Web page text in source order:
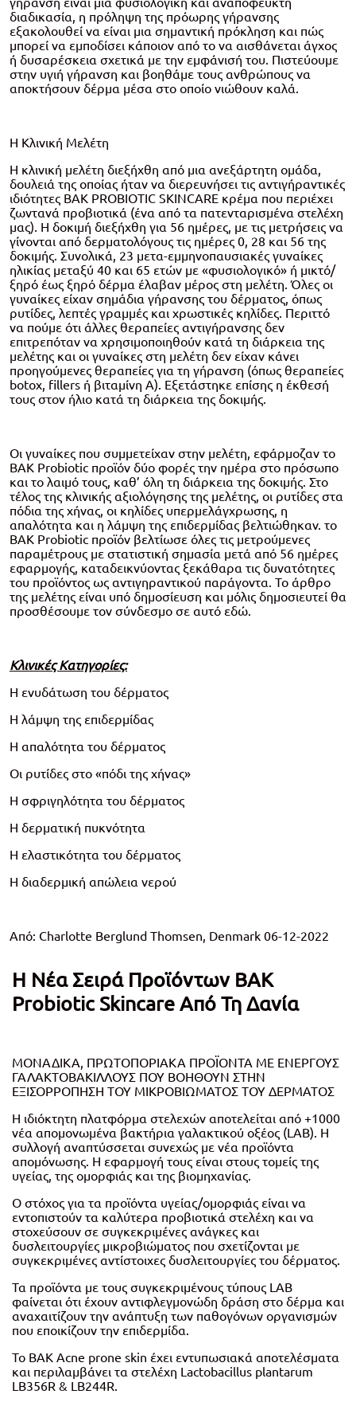
διαδικασία, η πρόληψη της πρόωρης γήρανσης
εξακολουθεί να είναι μια σημαντική πρόκληση και πώς
μπορεί να εμποδίσει κάποιον από το να αισθάνεται άγχος
ή δυσαρέσκεια σχετικά με την εμφάνισή του. Πιστεύουμε
στην υγιή γήρανση και βοηθάμε τους ανθρώπους να
αποκτήσουν δέρμα μέσα στο οποίο νιώθουν καλά.
Η Κλινική Μελέτη
Η κλινική μελέτη διεξήχθη από μια ανεξάρτητη ομάδα,
δουλειά της οποίας ήταν να διερευνήσει τις αντιγήραντικές
ιδιότητες ΒΑΚ PROBIOTIC SKINCARE κρέμα που περιέχει
ζωντανά προβιοτικά (ένα από τα πατενταρισμένα στελέχη
μας). Η δοκιμή διεξήχθη για 56 ημέρες, με τις μετρήσεις να
γίνονται από δερματολόγους τις ημέρες 0, 28 και 56 της
δοκιμής. Συνολικά, 23 μετα-εμμηνοπαυσιακές γυναίκες
ηλικίας μεταξύ 40 και 65 ετών με «φυσιολογικό» ή μικτό/
ξηρό έως ξηρό δέρμα έλαβαν μέρος στη μελέτη. Όλες οι
γυναίκες είχαν σημάδια γήρανσης του δέρματος, όπως
ρυτίδες, λεπτές γραμμές και χρωστικές κηλίδες. Περιττό
να πούμε ότι άλλες θεραπείες αντιγήρανσης δεν
επιτρεπόταν να χρησιμοποιηθούν κατά τη διάρκεια της
μελέτης και οι γυναίκες στη μελέτη δεν είχαν κάνει
προηγούμενες θεραπείες για τη γήρανση (όπως θεραπείες
botox, fillers ή βιταμίνη Α). Εξετάστηκε επίσης η έκθεσή
τους στον ήλιο κατά τη διάρκεια της δοκιμής.
Οι γυναίκες που συμμετείχαν στην μελέτη, εφάρμοζαν το
BAK Probiotic προϊόν δύο φορές την ημέρα στο πρόσωπο
και το λαιμό τους, καθ’ όλη τη διάρκεια της δοκιμής. Στο
τέλος της κλινικής αξιολόγησης της μελέτης, οι ρυτίδες στα
πόδια της χήνας, οι κηλίδες υπερμελάγχρωσης, η
απαλότητα και η λάμψη της επιδερμίδας βελτιώθηκαν. το
BAK Probiotic προϊόν βελτίωσε όλες τις μετρούμενες
παραμέτρους με στατιστική σημασία μετά από 56 ημέρες
εφαρμογής, καταδεικνύοντας ξεκάθαρα τις δυνατότητες
του προϊόντος ως αντιγηραντικού παράγοντα. Το άρθρο
της μελέτης είναι υπό δημοσίευση και μόλις δημοσιευτεί θα
προσθέσουμε τον σύνδεσμο σε αυτό εδώ.
Κλινικές Κατηγορίες:
Η ενυδάτωση του δέρματος
Η λάμψη της επιδερμίδας
Η απαλότητα του δέρματος
Οι ρυτίδες στο «πόδι της χήνας»
Η σφριγηλότητα του δέρματος
Η δερματική πυκνότητα
Η ελαστικότητα του δέρματος
Η διαδερμική απώλεια νερού
Από: Charlotte Berglund Thomsen, Denmark 06-12-2022
H Νέα Σειρά Προϊόντων BAK
Probiotic Skincare Από Τη Δανία
MΟΝΑΔΙΚΑ, ΠΡΩΤΟΠΟΡΙΑΚΑ ΠΡΟΪΟΝΤΑ ΜΕ ΕΝΕΡΓΟΥΣ
ΓΑΛΑΚΤΟΒΑΚΙΛΛΟΥΣ ΠΟΥ ΒΟΗΘΟΥΝ ΣΤΗΝ
ΕΞΙΣΟΡΡΟΠΗΣΗ ΤΟΥ ΜΙΚΡΟΒΙΩΜΑΤΟΣ ΤΟΥ ΔΕΡΜΑΤΟΣ
Η ιδιόκτητη πλατφόρμα στελεχών αποτελείται από +1000
νέα απομονωμένα βακτήρια γαλακτικού οξέος (LAB). Η
συλλογή αναπτύσσεται συνεχώς με νέα προϊόντα
απομόνωσης. Η εφαρμογή τους είναι στους τομείς της
υγείας, της ομορφιάς και της βιομηχανίας.
Ο στόχος για τα προϊόντα υγείας/ομορφιάς είναι να
εντοπιστούν τα καλύτερα προβιοτικά στελέχη και να
στοχεύσουν σε συγκεκριμένες ανάγκες και
δυσλειτουργίες μικροβιώματος που σχετίζονται με
συγκεκριμένες αντίστοιχες δυσλειτουργίες του δέρματος.
Τα προϊόντα με τους συγκεκριμένους τύπους LAB
φαίνεται ότι έχουν αντιφλεγμονώδη δράση στο δέρμα και
αναχαιτίζουν την ανάπτυξη των παθογόνων οργανισμών
που εποικίζουν την επιδερμίδα.
Το BAK Acne prone skin έχει εντυπωσιακά αποτελέσματα
και περιλαμβάνει τα στελέχη Lactobacillus plantarum
LB356R & LB244R.